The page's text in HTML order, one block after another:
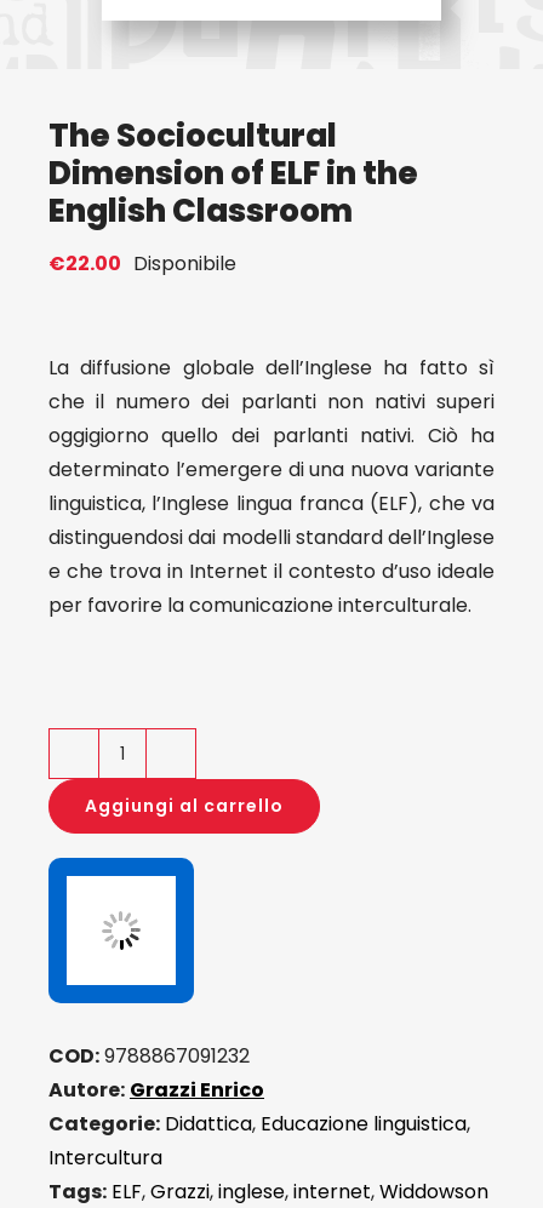
The Sociocultural
Dimension of ELF in the
English Classroom
€22.00 Disponibile
La diffusione globale dell’Inglese ha fatto sì
che il numero dei parlanti non nativi superi
oggigiorno quello dei parlanti nativi. Ciò ha
determinato l’emergere di una nuova variante
linguistica, l’Inglese lingua franca (ELF), che va
distinguendosi dai modelli standard dell’Inglese
e che trova in Internet il contesto d’uso ideale
per favorire la comunicazione interculturale.
The
Sociocultural
Dimension
of
ELF
in
English
quantità
Aggiungi al carrello
COD:9788867091232
Autore: Grazzi Enrico
Categorie: Didattica, Educazione linguistica,
Intercultura
Tags: ELF,Grazzi,inglese,internet,Widdowson